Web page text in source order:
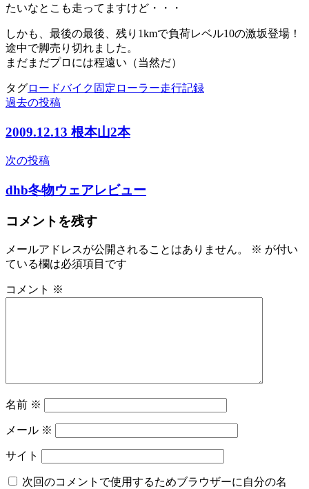
たいなとこも走ってますけど・・・
しかも、最後の最後、残り1kmで負荷レベル10の激坂登場！
途中で脚売り切れました。
まだまだプロには程遠い（当然だ）
タグロードバイク 固定ローラー走行記録
投
稿
ビ
ゲ
ー
ョ
ン
過去の投稿
2009.12.13 根本山2本
次の投稿
dhb冬物ウェアレビュー
コメントを残す
メールアドレスが公開されることはありません。 ※ が付い
ている欄は必須項目です
コメント ※
名前 ※
メール ※
サイト
次回のコメントで使用するためブラウザーに自分の名